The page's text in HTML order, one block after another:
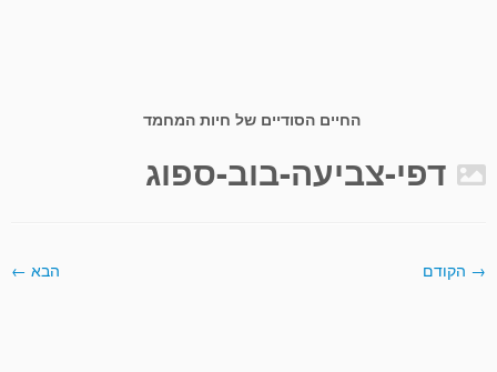
החיים הסודיים של חיות המחמד
דפי-צביעה-בוב-ספוג
→ הקודם הבא ←